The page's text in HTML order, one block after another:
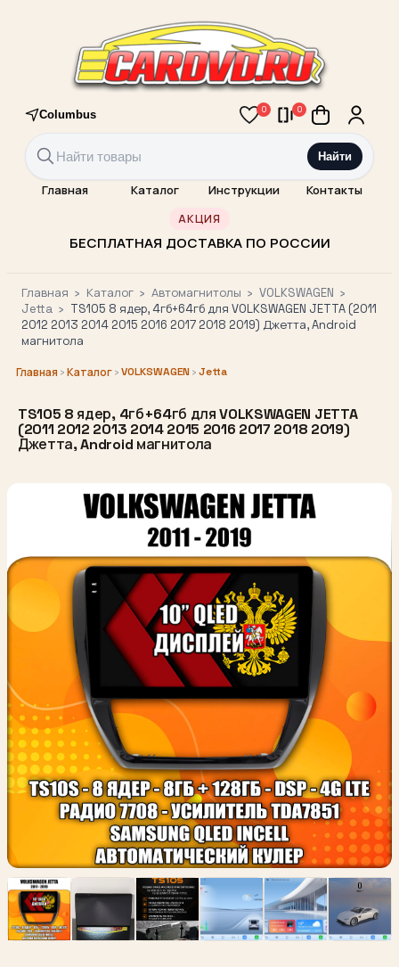
Columbus 0 0
Найти
Главная Каталог Инструкции Контакты
АКЦИЯ
БЕСПЛАТНАЯ ДОСТАВКА ПО РОССИИ
Главная › Каталог › Автомагнитолы › VOLKSWAGEN ›
Jetta › TS105 8 ядер, 4гб+64гб для VOLKSWAGEN JETTA (2011
2012 2013 2014 2015 2016 2017 2018 2019) Джетта, Android
магнитола
Главная ›Каталог›VOLKSWAGEN ›Jetta
TS105 8 ядер, 4гб+64гб для VOLKSWAGEN JETTA
(2011 2012 2013 2014 2015 2016 2017 2018 2019)
Джетта, Android магнитола